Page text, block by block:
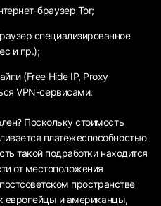
браузер Tor;
специализированное
и пр.);
(Free Hide IP, Proxy
VPN-сервисами.
Поскольку стоимость
платежеспособностью
такой подработки находится
от местоположения
пространстве
европейцы и американцы,